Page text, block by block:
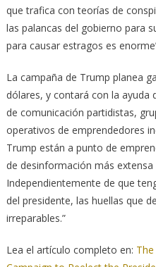
que trafica con teorías de
las palancas del gobierno para
para causar estragos es
La campaña de Trump planea
dólares, y contará con la ayuda
de comunicación partidistas,
operativos de emprendedores
Trump están a punto de
de desinformación más
Independientemente de que
del presidente, las huellas que
irreparables.”
Lea el artículo completo en: